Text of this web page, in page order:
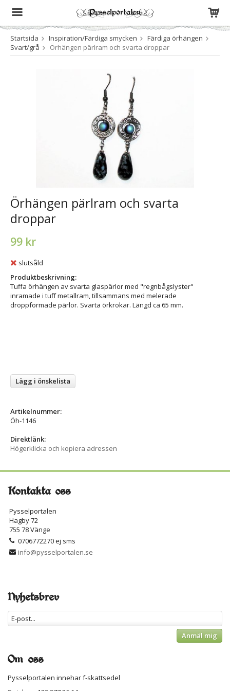
Produkten har blivit tillagd i varukorgen
Startsida Inspiration/Färdiga smycken
Färdiga örhängen
Svart/grå
Örhängen pärlram och svarta droppar
Örhängen pärlram och svarta
droppar
99 kr
slutsåld
Produktbeskrivning:
Tuffa örhängen av svarta glaspärlor med "regnbågslyster"
inramade i tuff metallram, tillsammans med melerade
droppformade pärlor. Svarta örkrokar. Längd ca 65 mm.
Lägg i önskelista
Artikelnummer:
Öh-1146
Direktlänk:
Högerklicka och kopiera adressen
Kontakta oss
Pysselportalen
Hagby 72
755 78 Vänge
0706772270 ej sms
info@pysselportalen.se
Nyhetsbrev
Anmäl mig
Om oss
Pysselportalen innehar f-skattsedel